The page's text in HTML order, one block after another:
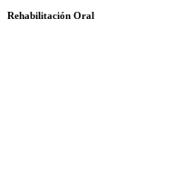
Rehabilitación Oral